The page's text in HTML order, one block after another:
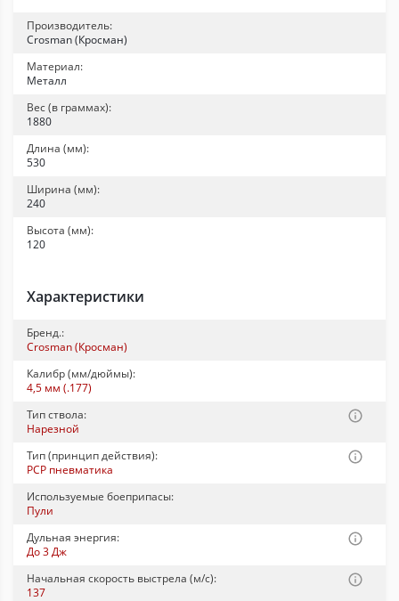
Производитель:
Crosman (Кросман)
Материал:
Металл
Вес (в граммах):
1880
Длина (мм):
530
Ширина (мм):
240
Высота (мм):
120
Характеристики
Бренд.:
Crosman (Кросман)
Калибр (мм/дюймы):
4,5 мм (.177)
Тип ствола:
Нарезной
Тип (принцип действия):
PCP пневматика
Используемые боеприпасы:
Пули
Дульная энергия:
До 3 Дж
Начальная скорость выстрела (м/с):
137